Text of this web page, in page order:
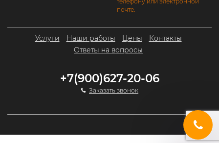
почте.
Услуги Наши работы Цены
Контакты
Ответы на вопросы
+7(900)627-20-06
Заказать звонок